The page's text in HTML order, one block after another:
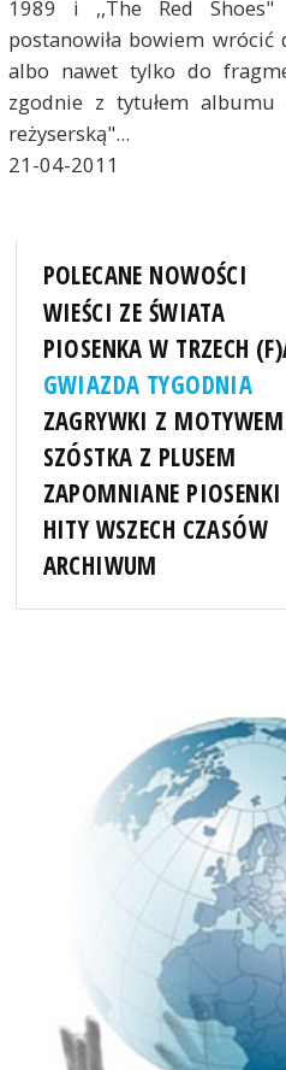
1989 i ,,The Red
postanowiła bowiem
albo nawet tylko do
zgodnie z tytułem
reżyserską"...
21-04-2011
POLECANE NOWOŚCI
WIEŚCI ZE ŚWIATA
PIOSENKA W TRZECH
GWIAZDA TYGODNIA
ZAGRYWKI Z MOTYWEM
SZÓSTKA Z PLUSEM
ZAPOMNIANE PIOSENKI
HITY WSZECH CZASÓW
ARCHIWUM